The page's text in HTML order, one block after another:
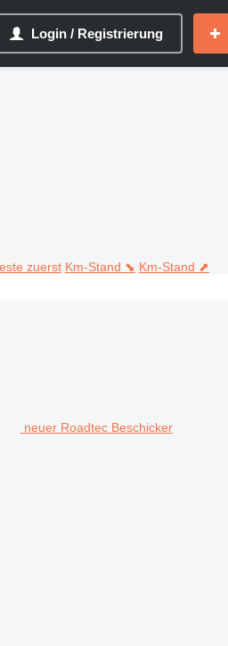
Login / Registrierung
zuerst Km-Stand ⬊ Km-Stand ⬈
neuer Roadtec Beschicker